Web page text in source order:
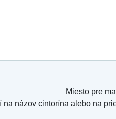
Miesto pre
názov cintorína alebo na